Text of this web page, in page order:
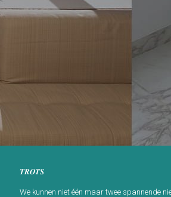
02
𝑻𝑹𝑶𝑻𝑺
We kunnen niet één maar twee spannende